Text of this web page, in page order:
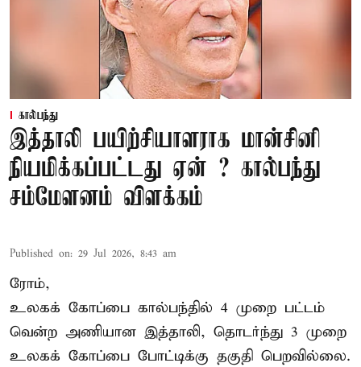
கால்பந்து
இத்தாலி பயிற்சியாளராக மான்சினி
நியமிக்கப்பட்டது ஏன் ? கால்பந்து
சம்மேளனம் விளக்கம்
Published on: 29 Jul 2026, 8:43 am
ரோம்,
உலகக் கோப்பை கால்பந்தில் 4 முறை பட்டம்
வென்ற அணியான இத்தாலி, தொடர்ந்து 3 முறை
உலகக் கோப்பை போட்டிக்கு தகுதி பெறவில்லை.